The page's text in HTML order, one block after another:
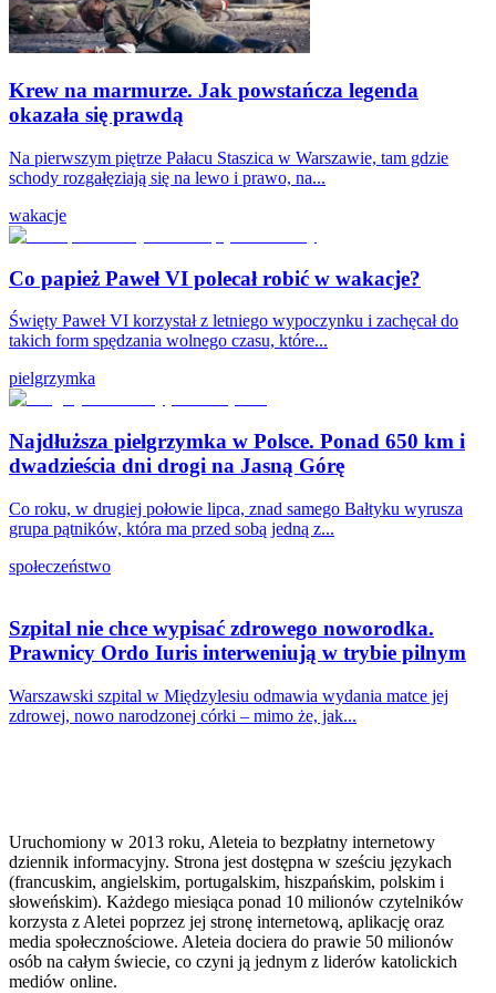
Krew na marmurze. Jak powstańcza legenda
okazała się prawdą
Na pierwszym piętrze Pałacu Staszica w Warszawie, tam gdzie
schody rozgałęziają się na lewo i prawo, na...
wakacje
Co papież Paweł VI polecał robić w wakacje?
Święty Paweł VI korzystał z letniego wypoczynku i zachęcał do
takich form spędzania wolnego czasu, które...
pielgrzymka
Najdłuższa pielgrzymka w Polsce. Ponad 650 km i
dwadzieścia dni drogi na Jasną Górę
Co roku, w drugiej połowie lipca, znad samego Bałtyku wyrusza
grupa pątników, która ma przed sobą jedną z...
społeczeństwo
Szpital nie chce wypisać zdrowego noworodka.
Prawnicy Ordo Iuris interweniują w trybie pilnym
Warszawski szpital w Międzylesiu odmawia wydania matce jej
zdrowej, nowo narodzonej córki – mimo że, jak...
Uruchomiony w 2013 roku, Aleteia to bezpłatny internetowy
dziennik informacyjny. Strona jest dostępna w sześciu językach
(francuskim, angielskim, portugalskim, hiszpańskim, polskim i
słoweńskim). Każdego miesiąca ponad 10 milionów czytelników
korzysta z Aletei poprzez jej stronę internetową, aplikację oraz
media społecznościowe. Aleteia dociera do prawie 50 milionów
osób na całym świecie, co czyni ją jednym z liderów katolickich
mediów online.